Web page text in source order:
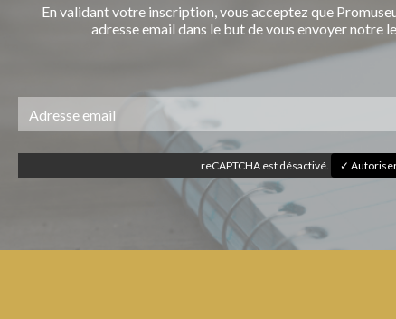
En validant votre inscription, vous acceptez que
adresse email dans le but de vous envoyer notre
reCAPTCHA est désactivé. ✓